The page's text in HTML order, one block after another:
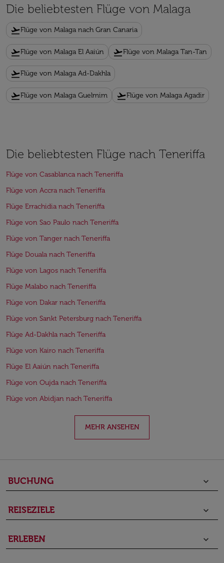
Die beliebtesten Flüge von Malaga
flight_takeoffFlüge von Malaga nach Gran Canaria
flight_takeoffFlüge von Malaga El Aaiún flight_takeoffFlüge von Malaga Tan-Tan
flight_takeoffFlüge von Malaga Ad-Dakhla
flight_takeoffFlüge von Malaga Guelmim flight_takeoffFlüge von Malaga Agadir
Die beliebtesten Flüge nach Teneriffa
Flüge von Casablanca nach Teneriffa
Flüge von Accra nach Teneriffa
Flüge Errachidia nach Teneriffa
Flüge von Sao Paulo nach Teneriffa
Flüge von Tanger nach Teneriffa
Flüge Douala nach Teneriffa
Flüge von Lagos nach Teneriffa
Flüge Malabo nach Teneriffa
Flüge von Dakar nach Teneriffa
Flüge von Sankt Petersburg nach Teneriffa
Flüge Ad-Dakhla nach Teneriffa
Flüge von Kairo nach Teneriffa
Flüge El Aaiún nach Teneriffa
Flüge von Oujda nach Teneriffa
Flüge von Abidjan nach Teneriffa
MEHR ANSEHEN
BUCHUNG keyboard_arrow_down
REISEZIELE keyboard_arrow_down
ERLEBEN keyboard_arrow_down